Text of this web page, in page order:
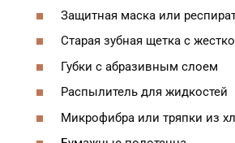
Защитная маска или
Старая зубная щетка с
Губки с абразивным слоем
Распылитель для жидкостей
Микрофибра или тряпки из